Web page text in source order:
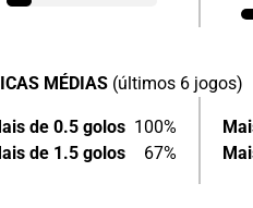
MÉDIAS (últimos 6 jogos)
de 0.5 golos 100%
de 1.5 golos
67%